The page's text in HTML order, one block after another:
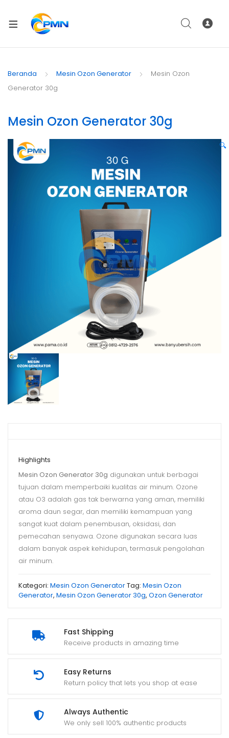
Beranda Mesin Ozon Generator
Mesin Ozon
Generator 30g
Mesin Ozon Generator 30g
🔍
Fast Shipping
Receive products in amazing time
Easy Returns
Return policy that lets you shop at ease
Always Authentic
We only sell 100% authentic products
Highlights
Mesin Ozon Generator 30g digunakan untuk berbagai
tujuan dalam memperbaiki kualitas air minum. Ozone
atau O3 adalah gas tak berwarna yang aman, memiliki
aroma daun segar, dan memiliki kemampuan yang
sangat kuat dalam penembusan, oksidasi, dan
pemecahan senyawa. Ozone digunakan secara luas
dalam banyak aspek kehidupan, termasuk pengolahan
air minum.
Kategori: Mesin Ozon GeneratorTag: Mesin Ozon
Generator, Mesin Ozon Generator 30g, Ozon Generator